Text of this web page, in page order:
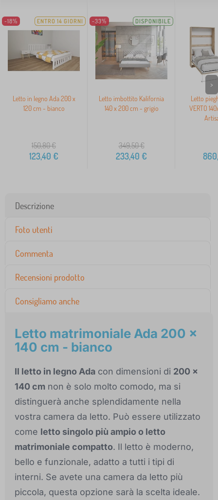
-18% ENTRO 14 GIORNI
Letto in legno Ada 200 x
120 cm - bianco
150,80€
123,40 €
-33% DISPONIBILE
Letto imbottito Kalifornia
140 x 200 cm - grigio
349,50€
233,40 €
Letto
VERTO
>
Descrizione
Foto utenti
Commenta
Recensioni prodotto
Consigliamo anche
Letto matrimoniale Ada 200 x
140 cm - bianco
Il letto in legno Ada con dimensioni di 200 x
140 cm non è solo molto comodo, ma si
distinguerà anche splendidamente nella
vostra camera da letto. Può essere utilizzato
come letto singolo più ampio o letto
matrimoniale compatto. Il letto è moderno,
bello e funzionale, adatto a tutti i tipi di
interni. Se avete una camera da letto più
piccola, questa opzione sarà la scelta ideale.